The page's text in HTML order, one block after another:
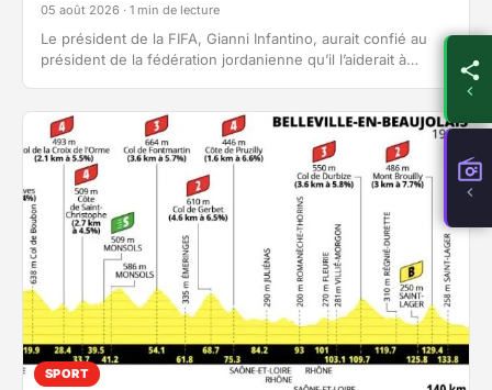
05 août 2026 · 1 min de lecture
Le président de la FIFA, Gianni Infantino, aurait confié au
président de la fédération jordanienne qu’il l’aiderait à
SPORT